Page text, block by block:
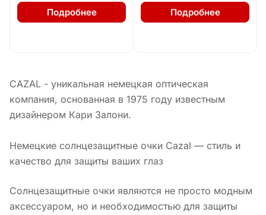
Подробнее Подробнее
CAZAL - уникальная немецкая оптическая
компания, основанная в 1975 году известным
дизайнером Кари Залони.
Немецкие солнцезащитные очки Cazal — стиль и
качество для защиты ваших глаз
Солнцезащитные очки являются не просто модным
аксессуаром, но и необходимостью для защиты